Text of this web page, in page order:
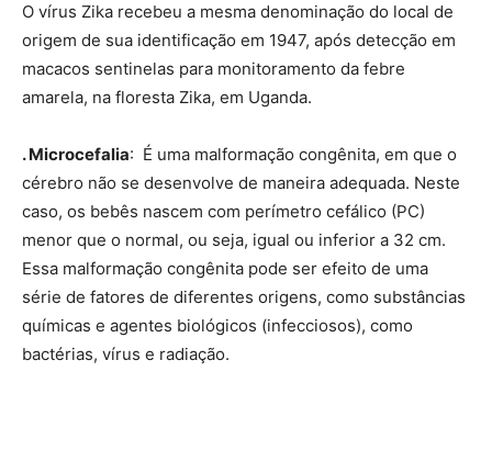
O vírus Zika recebeu a mesma denominação do local de
origem de sua identificação em 1947, após detecção em
macacos sentinelas para monitoramento da febre
amarela, na floresta Zika, em Uganda.
. Microcefalia: É uma malformação congênita, em que o
cérebro não se desenvolve de maneira adequada. Neste
caso, os bebês nascem com perímetro cefálico (PC)
menor que o normal, ou seja, igual ou inferior a 32 cm.
Essa malformação congênita pode ser efeito de uma
série de fatores de diferentes origens, como substâncias
químicas e agentes biológicos (infecciosos), como
bactérias, vírus e radiação.